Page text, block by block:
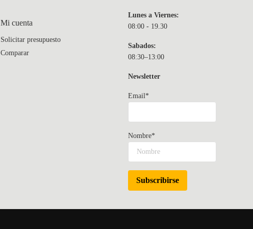
Mi cuenta
Solicitar presupuesto
Comparar
Lunes a Viernes:
08:00 - 19.30
Sabados:
08:30–13:00
Newsletter
Email*
Nombre*